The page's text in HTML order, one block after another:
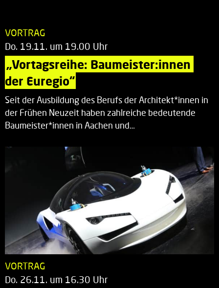
VORTRAG
Do. 19.11. um 19.00 Uhr
„Vortagsreihe: Baumeister:innen
der Euregio“
Seit der Ausbildung des Berufs der Architekt*innen in
der Frühen Neuzeit haben zahlreiche bedeutende
Baumeister*innen in Aachen und…
VORTRAG
Do. 26.11. um 16.30 Uhr